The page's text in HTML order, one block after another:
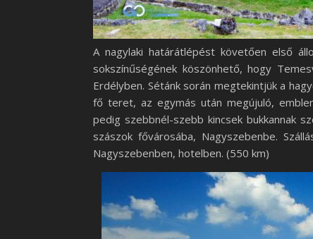
A nagylaki határátlépést követően első
sokszínűségének köszönhető, hogy
Erdélyben. Sétánk során megtekintjük a
fő teret, az egymás után megújuló,
pedig szebbnél-szebb kincsek bukkannak
szászok fővárosába, Nagyszebenbe.
Nagyszebenben, hotelben. (550 km)